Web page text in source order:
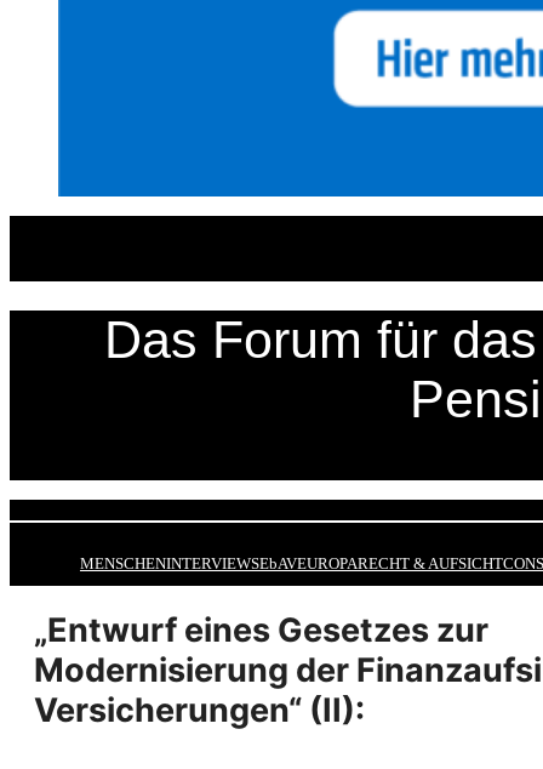
Das Forum für
MENSCHENINTERVIEWSEbAVEUROPARECHT & AUFSICHT
„Entwurf eines Gesetzes zur
Modernisierung der
Versicherungen“ (II):